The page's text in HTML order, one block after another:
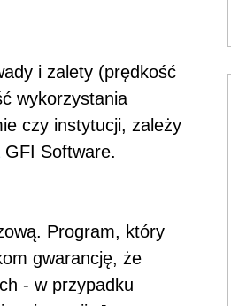
i zalety (prędkość
wykorzystania
czy instytucji, zależy
GFI Software.
Program, który
gwarancję, że
- w przypadku